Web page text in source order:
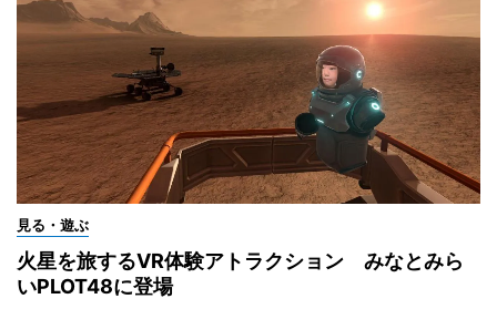
見る・遊ぶ
火星を旅するVR体験アトラクション みなとみら
いPLOT48に登場